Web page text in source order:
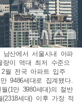
산에서 서울시내 아파
이 역대 최저 수준으
월 전국 아파트 입주
9486세대로 집계됐다.
(1만 3980세대)의 절반
세대) 이후 가장 적